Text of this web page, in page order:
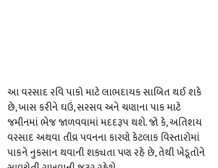
આ વરસાદ રવિ પાકો માટે લાભદાયક સાબિત થઈ શકે
છે, ખાસ કરીને ઘઉં, સરસવ અને ચણાના પાક માટે
જમીનમાં ભેજ જાળવવામાં મદદરૂપ થશે. જો કે, અતિશય
વરસાદ અથવા તીવ્ર પવનના કારણે કેટલાક વિસ્તારોમાં
પાકને નુકસાન થવાની શક્યતા પણ રહે છે, તેથી ખેડૂતોને